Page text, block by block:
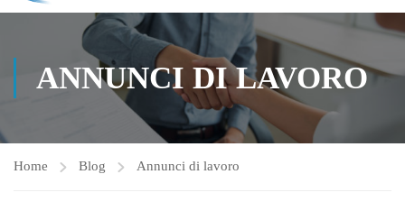
ANNUNCI DI LAVORO
Home Blog Annunci di lavoro